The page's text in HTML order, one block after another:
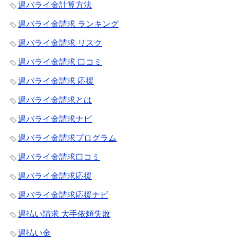
過バライ金計算方法
過バライ金請求 ランキング
過バライ金請求 リスク
過バライ金請求 口コミ
過バライ金請求 応援
過バライ金請求とは
過バライ金請求ナビ
過バライ金請求プログラム
過バライ金請求口コミ
過バライ金請求応援
過バライ金請求応援ナビ
過払い請求 大手依頼失敗
過払い金